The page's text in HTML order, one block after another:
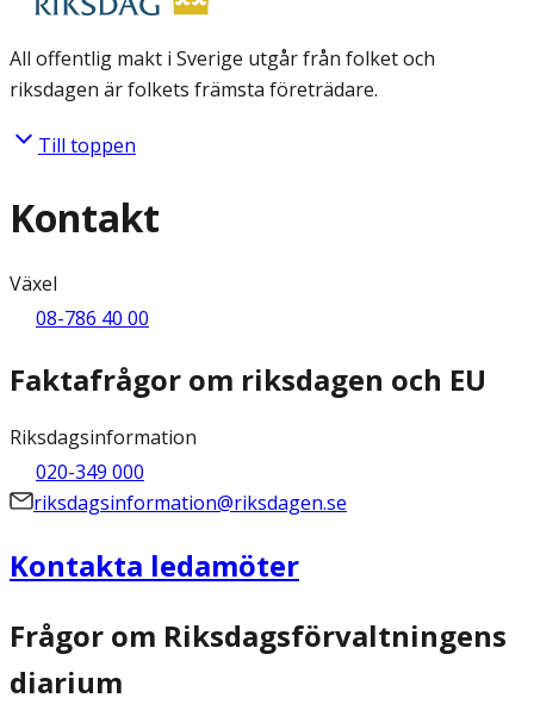
All offentlig makt i Sverige utgår från folket och
riksdagen är folkets främsta företrädare.
Till toppen
Kontakt
Växel
08-786 40 00
Faktafrågor om riksdagen och EU
Riksdagsinformation
020-349 000
riksdagsinformation@riksdagen.se
Kontakta ledamöter
Frågor om Riksdagsförvaltningens
diarium